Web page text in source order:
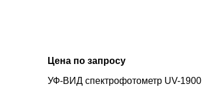
Цена по запросу
УФ-ВИД спектрофотометр UV-1900